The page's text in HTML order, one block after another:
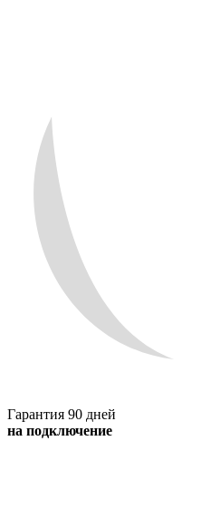
Гарантия 90 дней
на подключение